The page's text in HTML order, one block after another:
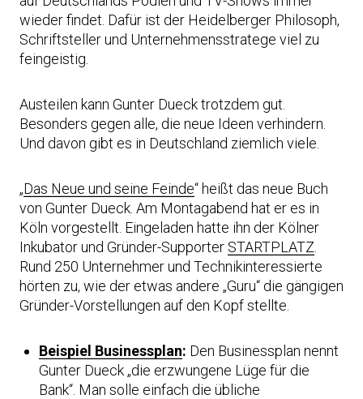
wieder findet. Dafür ist der Heidelberger Philosoph,
Schriftsteller und Unternehmensstratege viel zu
feingeistig.
Austeilen kann Gunter Dueck trotzdem gut.
Besonders gegen alle, die neue Ideen verhindern.
Und davon gibt es in Deutschland ziemlich viele.
„Das Neue und seine Feinde“ heißt das neue Buch
von Gunter Dueck. Am Montagabend hat er es in
Köln vorgestellt. Eingeladen hatte ihn der Kölner
Inkubator und Gründer-Supporter STARTPLATZ
Rund 250 Unternehmer und Technikinteressierte
hörten zu, wie der etwas andere „Guru“ die gängigen
Gründer-Vorstellungen auf den Kopf stellte.
Beispiel Businessplan: Den Businessplan nennt
Gunter Dueck „die erzwungene Lüge für die
Bank“. Man solle einfach die übliche